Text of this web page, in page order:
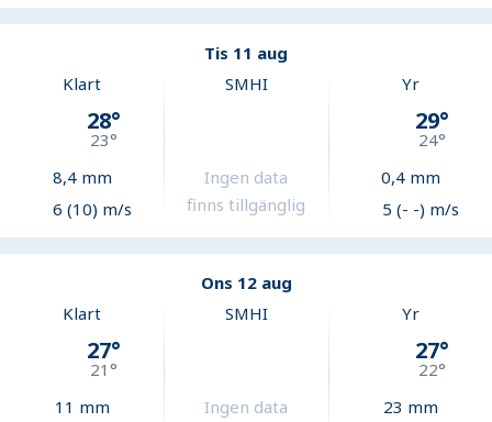
Tis 11 aug
Klart
28°
23°
8,4mm
6 (10) m/s
SMHI
Ingen data
finns tillgänglig
Yr
29°
24°
0,4mm
5 (- -) m/s
Ons 12 aug
Klart
27°
21°
11 mm
SMHI
Ingen data
Yr
27°
22°
23 mm